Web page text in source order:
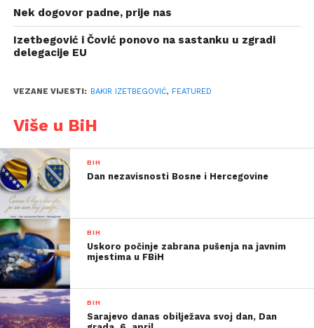
Nek dogovor padne, prije nas
Izetbegović i Čović ponovo na sastanku u zgradi
delegacije EU
VEZANE VIJESTI: BAKIR IZETBEGOVIĆ, FEATURED
Više u BiH
BIH
Dan nezavisnosti Bosne i Hercegovine
BIH
Uskoro počinje zabrana pušenja na javnim
mjestima u FBiH
BIH
Sarajevo danas obilježava svoj dan, Dan